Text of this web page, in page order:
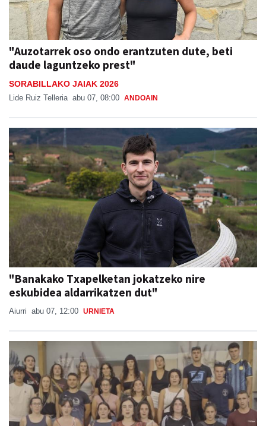
"Auzotarrek oso ondo erantzuten dute, beti
daude laguntzeko prest"
SORABILLAKO JAIAK 2026
Lide Ruiz Telleria abu 07, 08:00 ANDOAIN
"Banakako Txapelketan jokatzeko nire
eskubidea aldarrikatzen dut"
Aiurri abu 07, 12:00 URNIETA